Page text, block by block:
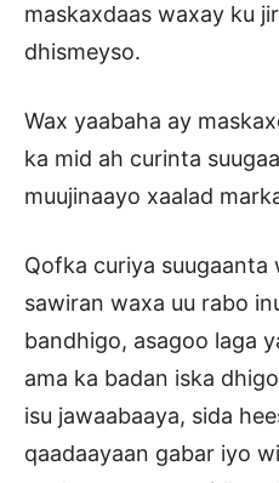
maskaxdaas waxay ku
dhismeyso.
Wax yaabaha ay
ka mid ah curinta
muujinaayo xaalad
Qofka curiya suugaanta
sawiran waxa uu rabo
bandhigo, asagoo laga
ama ka badan iska
isu jawaabaaya, sida
qaadaayaan gabar iyo